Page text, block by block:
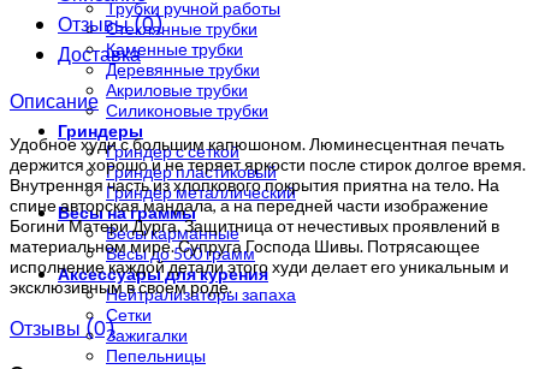
Трубки ручной работы
Стеклянные трубки
Каменные трубки
Деревянные трубки
Акриловые трубки
Силиконовые трубки
Гриндеры
Гриндер с сеткой
Гриндер пластиковый
Гриндер металлический
Весы на граммы
Весы карманные
Весы до 500 грамм
Аксессуары для курения
Нейтрализаторы запаха
Сетки
Зажигалки
Пепельницы
Отзывы (0)
Доставка
Описание
Удобное худи с большим капюшоном. Люминесцентная печать
держится хорошо и не теряет яркости после стирок долгое время.
Внутренняя часть из хлопкового покрытия приятна на тело. На
спине авторская мандала, а на передней части изображение
Богини Матери Дурга. Защитница от нечестивых проявлений в
материальном мире. Супруга Господа Шивы. Потрясающее
исполнение каждой детали этого худи делает его уникальным и
эксклюзивным в своем роде.
Отзывы (0)